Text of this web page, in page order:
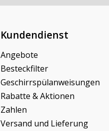
Kundendienst
Angebote
Besteckfilter
Geschirrspülanweisungen
Rabatte & Aktionen
Zahlen
Versand und Lieferung